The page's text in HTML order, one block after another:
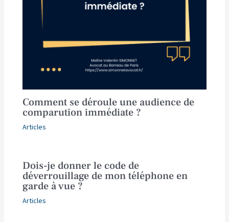
Comment se déroule une audience de
comparution immédiate ?
Articles
Dois-je donner le code de
déverrouillage de mon téléphone en
garde à vue ?
Articles